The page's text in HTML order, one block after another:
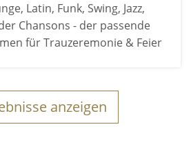
Latin, Funk, Swing, Jazz,
Chansons - der passende
für Trauzeremonie & Feier
anzeigen